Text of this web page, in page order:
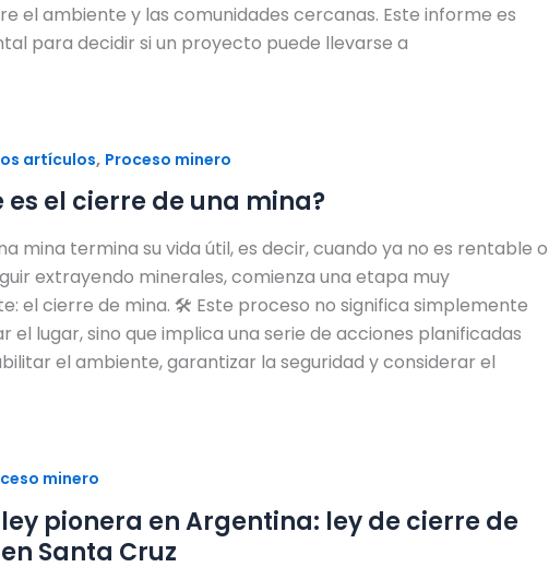
el ambiente y las comunidades cercanas. Este informe es
para decidir si un proyecto puede llevarse a
artículos, Proceso minero
es el cierre de una mina?
mina termina su vida útil, es decir, cuando ya no es rentable o
extrayendo minerales, comienza una etapa muy
el cierre de mina. 🛠️ Este proceso no significa simplemente
el lugar, sino que implica una serie de acciones planificadas
el ambiente, garantizar la seguridad y considerar el
minero
ley pionera en Argentina: ley de cierre de
Santa Cruz